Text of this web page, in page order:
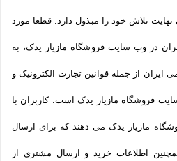
تلاش خود را مبذول دارد. قطعا مورد
در وب سایت فروشگاه مازیار یدک، به
ایران از جمله قوانین تجارت الکترونیک و
فروشگاه مازیار یدک است. کاربران با
مازیار یدک می دهند که برای ارسال
اطلاعات خرید و ارسال مشتری از